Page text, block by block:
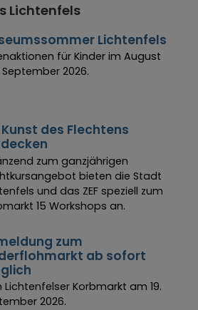
Lichtenfels
Lichtenfels
für Kinder im August
2026.
Kunst des Flechtens
zum ganzjährigen
bieten die Stadt
und das ZEF speziell zum
15 Workshops an.
zum
ab sofort
Lichtenfelser Korbmarkt am 19.
2026.